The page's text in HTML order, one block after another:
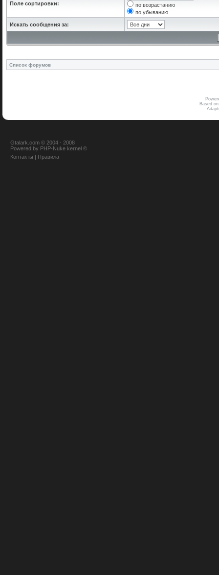
Поле сортировки:
по возрастанию
по убыванию
Искать сообщения за:
Список форумов
Based
Gtalark.com © 2004 - 2008
Powered by PHP-Nuke kernel ©
Контакты | Правила